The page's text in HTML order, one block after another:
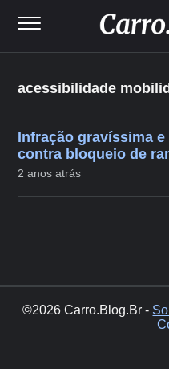
acessibilidade
Infração gravíssima
contra bloqueio de
2 anos atrás
©2026 Carro.Blog.Br -